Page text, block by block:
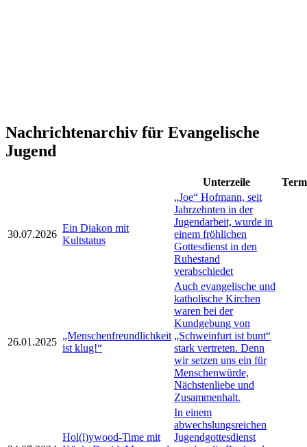
Nachrichtenarchiv für Evangelische
Jugend
Unterzeile
30.07.2026
Ein Diakon mit
Kultstatus
„Joe“ Hofmann, seit
Jahrzehnten in der
Jugendarbeit, wurde in
einem fröhlichen
Gottesdienst in den
Ruhestand
verabschiedet
26.01.2025
„Menschenfreundlichkeit
ist klug!“
Auch evangelische und
katholische Kirchen
waren bei der
Kundgebung von
„Schweinfurt ist bunt“
stark vertreten. Denn
wir setzen uns ein für
Menschenwürde,
Nächstenliebe und
Zusammenhalt.
Hol(l)ywood-Time mit
In einem
abwechslungsreichen
Jugendgottesdienst